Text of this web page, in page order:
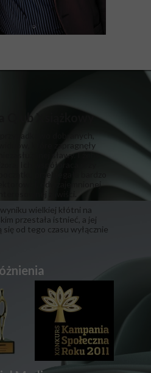
Qlub Xsiążkowy
dobranych,
które zapragnęły
sławy. I żeby
Ich współpraca przy
przebiegała bardzo
odwzajemnionej
zawiści.
wielkiej kłótni na
przestała istnieć, a jej
od tego czasu wyłącznie